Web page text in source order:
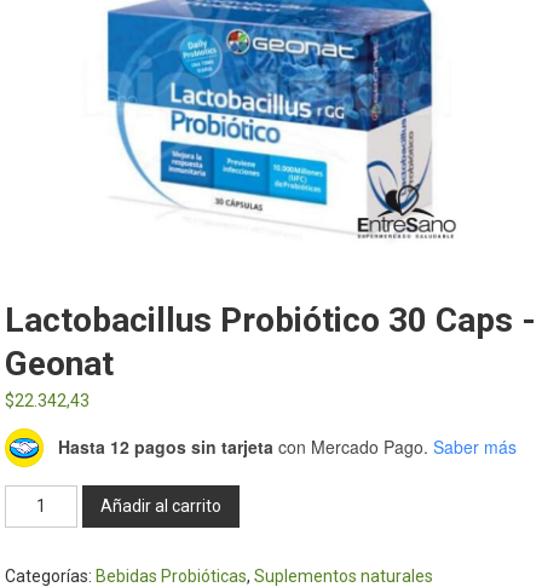
Lactobacillus Probiótico 30 Caps -
Geonat
$22.342,43
Hasta 12 pagos sin tarjeta con Mercado Pago. Saber más
Lactobacillus
Probiótico
Añadir al carrito
Categorías: Bebidas Probióticas,Suplementos naturales